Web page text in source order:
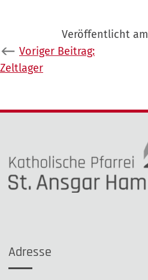
Veröffentlicht am
Beitragsnavigation
Voriger Beitrag:
Zeltlager
Adresse